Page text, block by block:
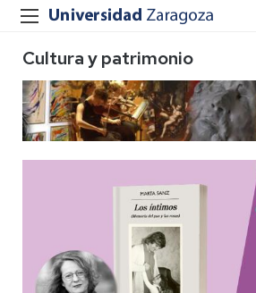
Cultura y patrimonio